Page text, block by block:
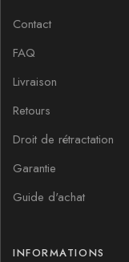
Contact
FAQ
Livraison
Retours
Droit de rétractation
Garantie
Guide d'achat
INFORMATIONS